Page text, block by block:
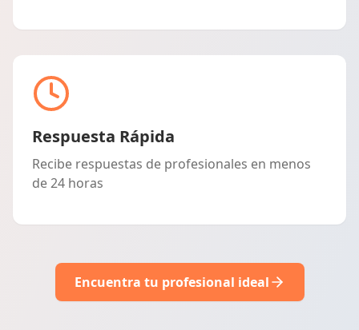
Respuesta Rápida
Recibe respuestas de profesionales en menos
de 24 horas
Encuentra tu profesional ideal